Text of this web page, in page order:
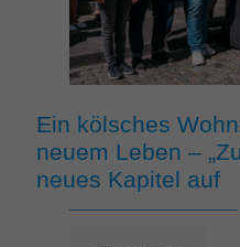
Ein kölsches
neuem Leben –
neues Kapitel auf